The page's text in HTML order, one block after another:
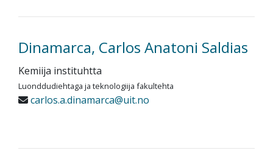
Dinamarca, Carlos Anatoni Saldias
Kemiija instituhtta
Luonddudiehtaga ja teknologiija fakultehta
carlos.a.dinamarca@uit.no